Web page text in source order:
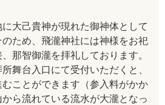
大己貴神が現れた御神体として
ため、飛瀧神社には神様をお祀
那智御瀧を拝礼しております。
舞台入口にて受付いただくと、
ことができます（参入料がかか
ら流れている流水が大瀧となっ